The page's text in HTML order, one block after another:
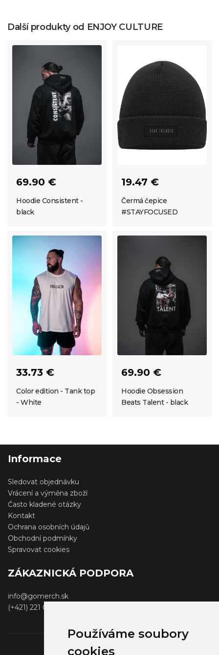
Používáme soubory
cookies
Další produkty od ENJOY CULTURE
69.90 €
Hoodie Consistent -
black
19.47 €
Čermá čepice
#STAYFOCUSED
33.73 €
Color edition - Tank top
- White
69.90 €
Hoodie Obsession
Beats Talent - black
Informace
Sledovat objednávku
Vrácení a výměna zboží
Často kladené otázky
Kontakt
Ochrana osobních údajů
Obchodní podmínky
Spravovat cookies
ZÁKAZNICKÁ PODPORA
info@gomerch.sk
(+421) 221 001 000